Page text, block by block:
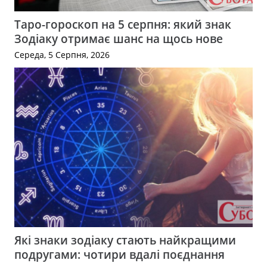
Таро-гороскоп на 5 серпня: який знак
Зодіаку отримає шанс на щось нове
Середа, 5 Серпня, 2026
Які знаки зодіаку стають найкращими
подругами: чотири вдалі поєднання